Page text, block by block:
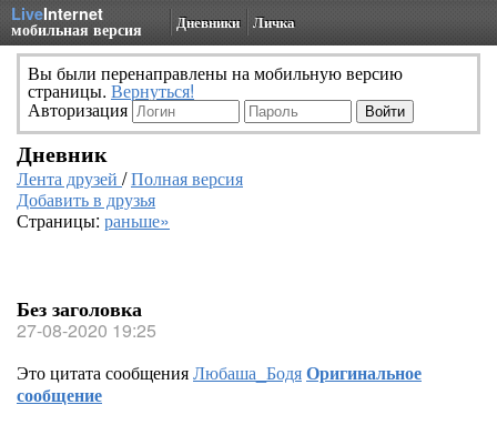
LiveInternet
мобильная версия Дневники Личка
Вы были перенаправлены на мобильную версию
страницы. Вернуться!
Авторизация
Дневник
Лента друзей /Полная версия
Добавить в друзья
Страницы: раньше»
Без заголовка
27-08-2020 19:25
Это цитата сообщенияЛюбаша_БодяОригинальное
сообщение